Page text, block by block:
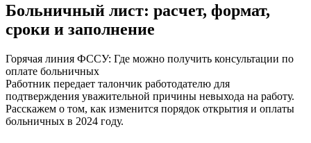
Больничный лист: расчет, формат,
сроки и заполнение
Горячая линия ФССУ: Где можно получить консультации по
оплате больничных
Работник передает талончик работодателю для
подтверждения уважительной причины невыхода на работу.
Расскажем о том, как изменится порядок открытия и оплаты
больничных в 2024 году.